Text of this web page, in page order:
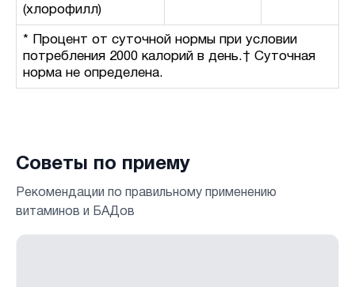
(хлорофилл)
* Процент от суточной нормы при условии
потребления 2000 калорий в день.† Суточная
норма не определена.
Советы по приему
Рекомендации по правильному применению
витаминов и БАДов